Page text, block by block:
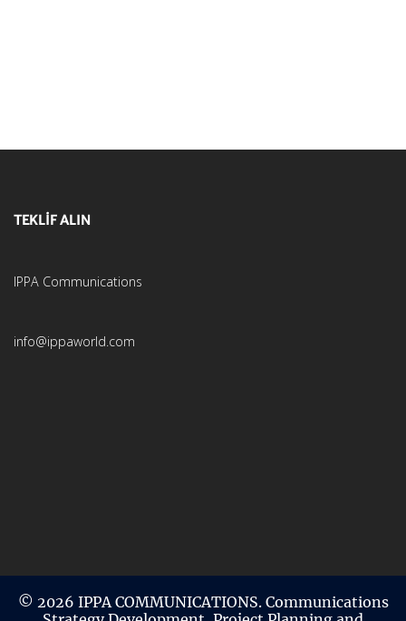
TEKLİF ALIN
IPPA Communications
info@ippaworld.com
© 2026 IPPA COMMUNICATIONS. Communications